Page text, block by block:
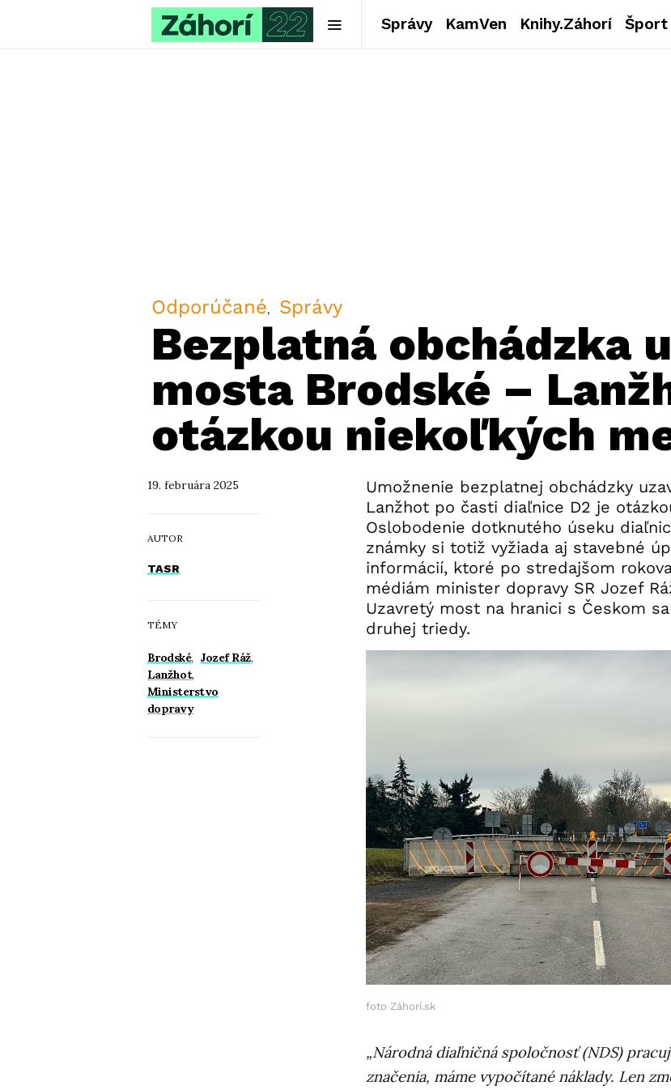
Správy KamVen Knihy.Záhorí Šport
Odporúčané Správy
Bezplatná obchádzka
mosta Brodské –
otázkou niekoľkých
19. februára 2025
AUTOR
TASR
TÉMY
Brodské, Jozef Ráž,
Lanžhot,
Ministerstvo
dopravy
Umožnenie bezplatnej obchádzky
Lanžhot po časti diaľnice D2 je
Oslobodenie dotknutého úseku
známky si totiž vyžiada aj stavebné
informácií, ktoré po stredajšom
médiám minister dopravy SR Jozef
Uzavretý most na hranici s Českom
druhej triedy.
foto Záhorí.sk
„Národná diaľničná spoločnosť (NDS)
značenia, máme vypočítané náklady. Len